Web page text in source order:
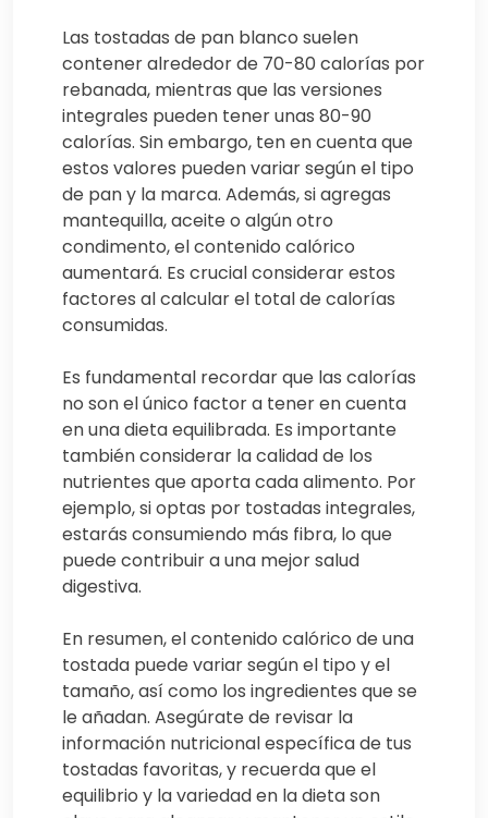
Las tostadas de pan blanco suelen
contener alrededor de 70-80 calorías por
rebanada, mientras que las versiones
integrales pueden tener unas 80-90
calorías. Sin embargo, ten en cuenta que
estos valores pueden variar según el tipo
de pan y la marca. Además, si agregas
mantequilla, aceite o algún otro
condimento, el contenido calórico
aumentará. Es crucial considerar estos
factores al calcular el total de calorías
consumidas.
Es fundamental recordar que las calorías
no son el único factor a tener en cuenta
en una dieta equilibrada. Es importante
también considerar la calidad de los
nutrientes que aporta cada alimento. Por
ejemplo, si optas por tostadas integrales,
estarás consumiendo más fibra, lo que
puede contribuir a una mejor salud
digestiva.
En resumen, el contenido calórico de una
tostada puede variar según el tipo y el
tamaño, así como los ingredientes que se
le añadan. Asegúrate de revisar la
información nutricional específica de tus
tostadas favoritas, y recuerda que el
equilibrio y la variedad en la dieta son